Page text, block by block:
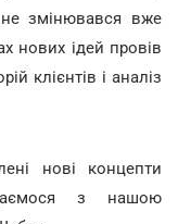
змінювався вже
нових ідей провів
клієнтів і аналіз
нові концепти
з нашою